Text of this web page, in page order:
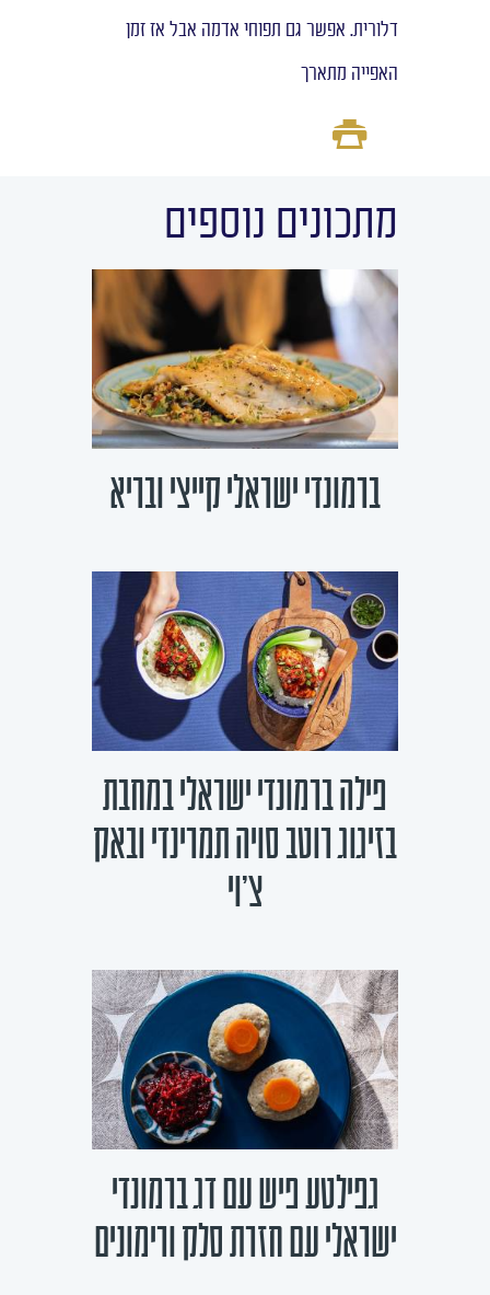
דלורית. אפשר גם תפוחי אדמה אבל אז זמן
האפייה מתארך
מתכונים נוספים
ברמונדי ישראלי קייצי ובריא
פילה ברמונדי ישראלי במחבת
בזיגוג רוטב סויה תמרינדי ובאק
צ'וי
גפילטע פיש עם דג ברמונדי
ישראלי עם חזרת סלק ורימונים